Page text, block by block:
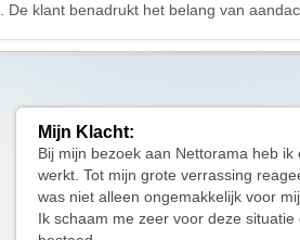
De klant benadrukt het belang van
Mijn Klacht:
Bij mijn bezoek aan Nettorama heb
werkt. Tot mijn grote verrassing
was niet alleen ongemakkelijk voor
Ik schaam me zeer voor deze